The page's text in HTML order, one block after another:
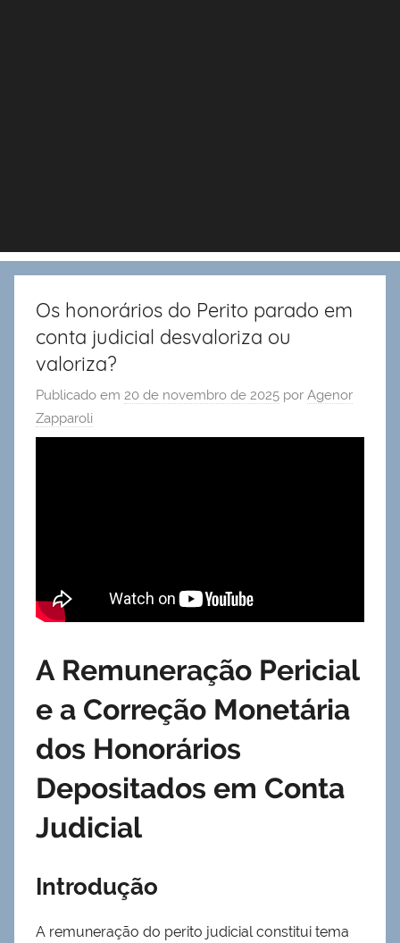
Os honorários do Perito parado em
conta judicial desvaloriza ou
valoriza?
Publicado em 20 de novembro de 2025 por Agenor
Zapparoli
A Remuneração Pericial
e a Correção Monetária
dos Honorários
Depositados em Conta
Judicial
Introdução
A remuneração do perito judicial constitui tema